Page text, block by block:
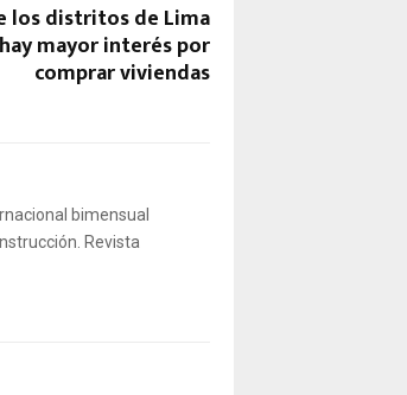
los distritos de Lima
mayor interés por
comprar viviendas
bimensual
Revista